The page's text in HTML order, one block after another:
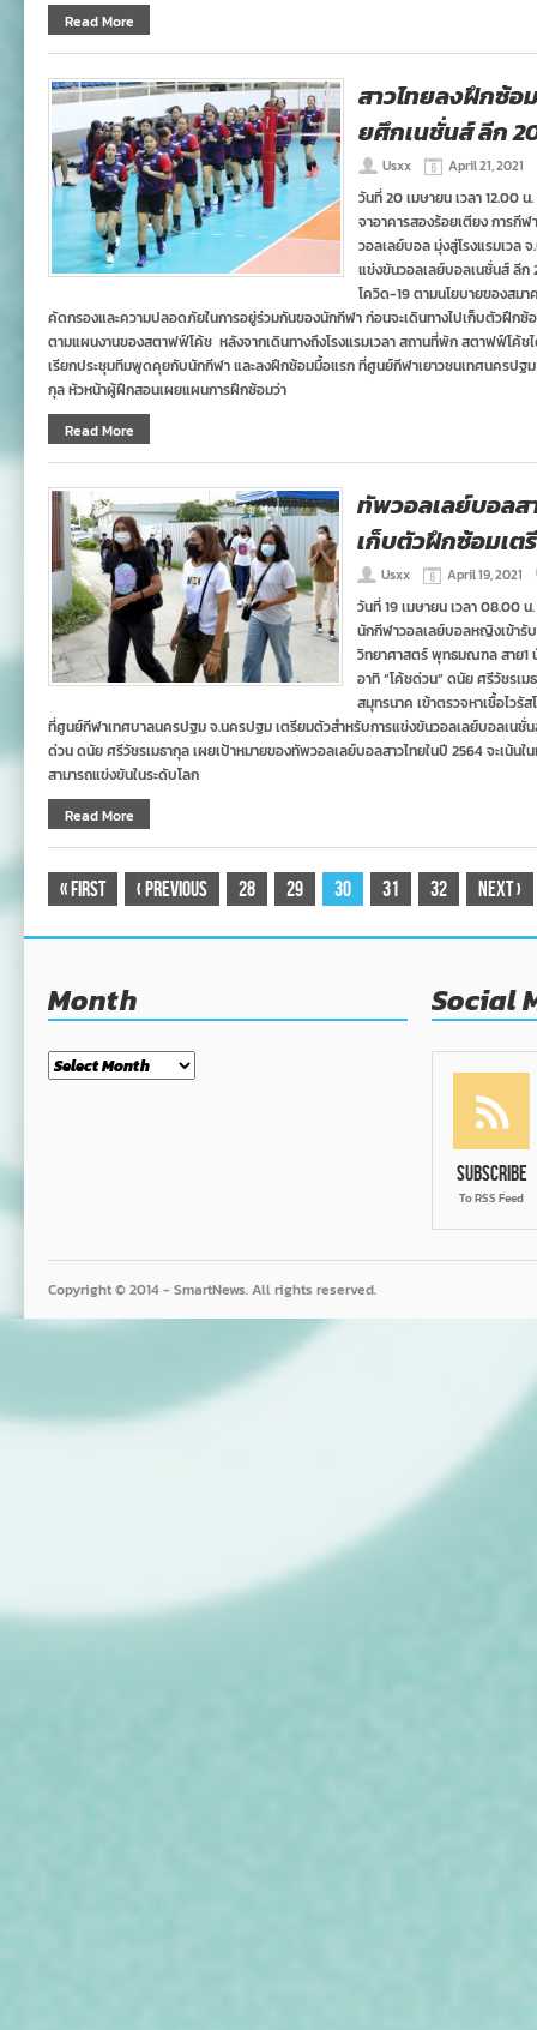
Read More
สาวไทยลงฝึกซ้
ยศึกเนชั่นส์ ลีก
Usxx April 21, 2021
วันที่ 20 เมษายน เวลา 12.00
จาอาคารสองร้อยเตียง การกี
วอลเลย์บอล มุ่งสู่โรงแรมเวล
แข่งขันวอลเลย์บอลเนชั่นส์ ลีก
โควิด-19 ตามนโยบายของสมา
คัดกรองและความปลอดภัยในการอยู่ร่วมกันของนักกีฬา ก่อนจะเดินทางไปเก็บตัวฝึก
ตามแผนงานของสตาฟฟ์โค้ช หลังจากเดินทางถึงโรงแรมเวลา สถานที่พัก สตาฟฟ์โค้
เรียกประชุมทีมพูดคุยกับนักกีฬา และลงฝึกซ้อมมื้อแรก ที่ศูนย์กีฬาเยาวชนเทศนครปฐม
กุล หัวหน้าผู้ฝึกสอนเผยแผนการฝึกซ้อมว่า
Read More
ทัพวอลเลย์บอลส
เก็บตัวฝึกซ้อมเต
Usxx April 19, 2021
วันที่ 19 เมษายน เวลา 08.00
นักกีฬาวอลเลย์บอลหญิงเข้ารั
วิทยาศาสตร์ พุทธมณฑล สาย
อาทิ “โค้ชด่วน” ดนัย ศรีวัชรเ
สมุทรนาค เข้าตรวจหาเชื้อไว
ที่ศูนย์กีฬาเทศบาลนครปฐม จ.นครปฐม เตรียมตัวสำหรับการแข่งขันวอลเลย์บอลเนชั่น
ด่วน ดนัย ศรีวัชรเมธากุล เผยเป้าหมายของทัพวอลเลย์บอลสาวไทยในปี 2564 จะเน้
สามารถแข่งขันในระดับโลก
Read More
« First ‹ Previous 28 29 30 31 32 Next›
Month
Month
Social
Subscribe
To RSS Feed
Copyright © 2014 - SmartNews. All rights reserved.